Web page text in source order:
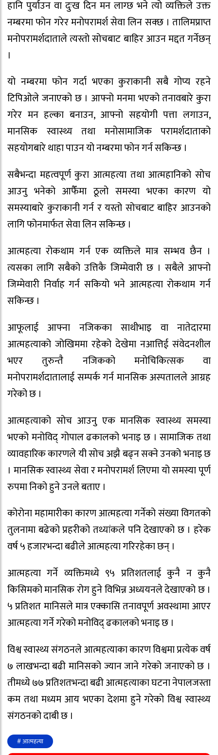
हानि पुर्याउन वा दुःख दिन मन लाग्छ भने त्यो व्यक्तिले उक्त
नम्बरमा फोन गरेर मनोपरामर्श सेवा लिन सक्छ । तालिमप्राप्त
मनोपरामर्शदाताले त्यस्तो सोचबाट बाहिर आउन मद्दत गर्नेछन्
।
यो नम्बरमा फोन गर्दा भएका कुराकानी सबै गोप्य रहने
टिपिओले जनाएको छ । आफ्नो मनमा भएको तनावबारे कुरा
गरेर मन हल्का बनाउन, आफ्नो सहयोगी पत्ता लगाउन,
मानसिक स्वास्थ्य तथा मनोसामाजिक परामर्शदाताको
सहयोगबारे थाहा पाउन यो नम्बरमा फोन गर्न सकिन्छ ।
सबैभन्दा महत्वपूर्ण कुरा आत्महत्या तथा आत्महानिको सोच
आउनु भनेको आफैँमा ठूलो समस्या भएका कारण यो
समस्याबारे कुराकानी गर्न र यस्तो सोचबाट बाहिर आउनको
लागि फोनमार्फत सेवा लिन सकिन्छ ।
आत्महत्या रोकथाम गर्न एक व्यक्तिले मात्र सम्भव छैन ।
त्यसका लागि सबैको उत्तिकै जिम्मेवारी छ । सबैले आफ्नो
जिम्मेवारी निर्वाह गर्न सकियो भने आत्महत्या रोकथाम गर्न
सकिन्छ ।
आफूलाई आफ्ना नजिकका साथीभाइ वा नातेदारमा
आत्महत्याको जोखिममा रहेको देखेमा नआत्तिई संवेदनशील
भएर तुरुन्तै नजिकको मनोचिकित्सक वा
मनोपरामर्शदातालाई सम्पर्क गर्न मानसिक अस्पतालले आग्रह
गरेको छ ।
आत्महत्याको सोच आउनु एक मानसिक स्वास्थ्य समस्या
भएको मनोविद् गोपाल ढकालको भनाइ छ । सामाजिक तथा
व्यावहारिक कारणले यी सोच अझै बढ्न सक्ने उनको भनाइ छ
। मानसिक स्वास्थ्य सेवा र मनोपरामर्श लिएमा यो समस्या पूर्ण
रुपमा निको हुने उनले बताए ।
कोरोना महामारीका कारण आत्महत्या गर्नेको संख्या विगतको
तुलनामा बढेको प्रहरीको तथ्यांकले पनि देखाएको छ । हरेक
वर्ष ५ हजारभन्दा बढीले आत्महत्या गरिरहेका छन् ।
आत्महत्या गर्ने व्यक्तिमध्ये ९५ प्रतिशतलाई कुनै न कुनै
किसिमको मानसिक रोग हुने विभिन्न अध्ययनले देखाएको छ ।
५ प्रतिशत मानिसले मात्र एक्कासि तनावपूर्ण अवस्थामा आएर
आत्महत्या गर्ने गरेको मनोविद् ढकालको भनाइ छ ।
विश्व स्वास्थ्य संगठनले आत्महत्याका कारण विश्वमा प्रत्येक वर्ष
७ लाखभन्दा बढी मानिसको ज्यान जाने गरेको जनाएको छ ।
तीमध्ये ७७ प्रतिशतभन्दा बढी आत्महत्याका घटना नेपालजस्ता
कम तथा मध्यम आय भएका देशमा हुने गरेको विश्व स्वास्थ्य
संगठनको दाबी छ ।
# आत्महत्या